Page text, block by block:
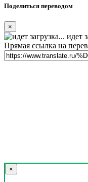
Поделиться переводом
×
идет
Прямая ссылка на
×